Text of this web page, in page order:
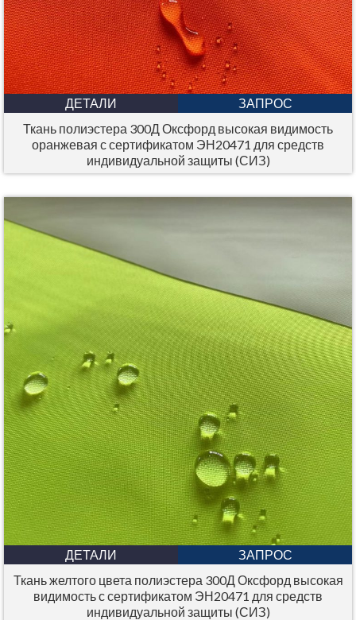
ДЕТАЛИ
ЗАПРОС
Ткань полиэстера 300Д Оксфорд высокая видимость
оранжевая с сертификатом ЭН20471 для средств
индивидуальной защиты (СИЗ)
ДЕТАЛИ
ЗАПРОС
Ткань желтого цвета полиэстера 300Д Оксфорд высокая
видимость с сертификатом ЭН20471 для средств
индивидуальной защиты (СИЗ)